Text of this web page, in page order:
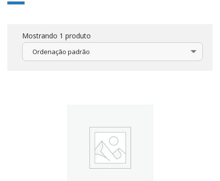
Mostrando 1 produto
Ordenação padrão